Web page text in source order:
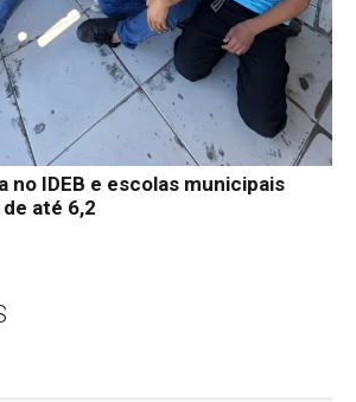
no IDEB e escolas municipais
até 6,2